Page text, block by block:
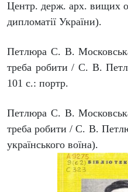
Центр. держ. арх. вищих
дипломатії України).
Петлюра С. В.
треба робити / С. В.
101 с.: портр.
Петлюра С. В.
треба робити / С. В.
українського воїна).